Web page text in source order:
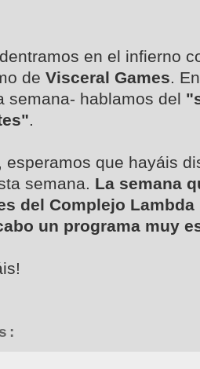
en el infierno
de Visceral Games.
semana- hablamos del
.
esperamos que hayáis
semana. La semana
del Complejo Lambda
un programa muy